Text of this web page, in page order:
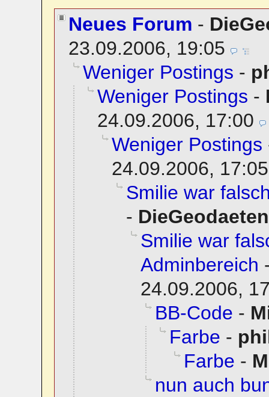
Neues Forum -
23.09.2006, 19:05
Weniger Postings -
Weniger Postings -
24.09.2006, 17:00
Weniger Postings
24.09.2006, 17:05
Smilie war
- DieGeodaeten
Smilie war
Adminbereich
24.09.2006,
BB-Code -
Farbe -
Farbe -
nun auch